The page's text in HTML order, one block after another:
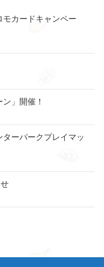
モカードキャンペー
」開催！
ターパークプレイマッ